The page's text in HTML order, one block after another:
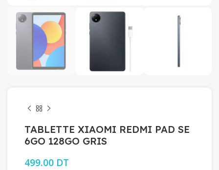
TABLETTE XIAOMI REDMI PAD SE
6GO 128GO GRIS
499.00 DT